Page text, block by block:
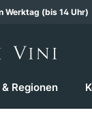
springen
Werktag (bis 14 Uhr)
Regionen